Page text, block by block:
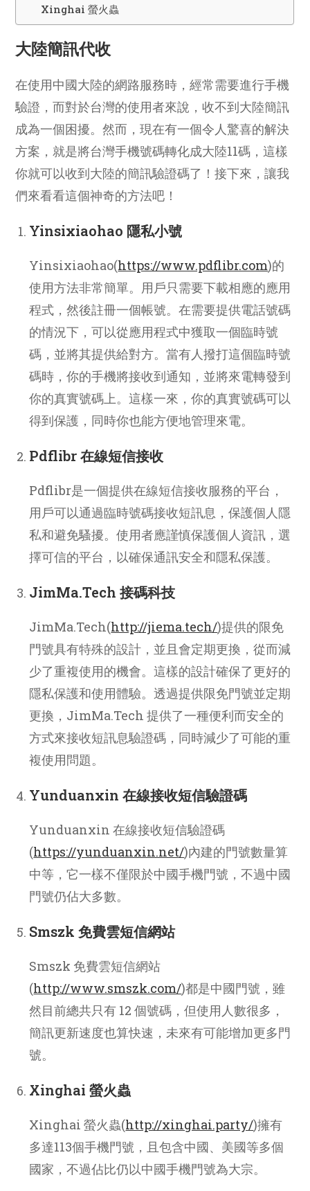
Xinghai 螢火蟲
大陸簡訊代收
在使用中國大陸的網路服務時，經常需要進行手機
驗證，而對於台灣的使用者來說，收不到大陸簡訊
成為一個困擾。然而，現在有一個令人驚喜的解決
方案，就是將台灣手機號碼轉化成大陸11碼，這樣
你就可以收到大陸的簡訊驗證碼了！接下來，讓我
們來看看這個神奇的方法吧！
Yinsixiaohao 隱私小號
Yinsixiaohao(https://www.pdflibr.com)的
使用方法非常簡單。用戶只需要下載相應的應用
程式，然後註冊一個帳號。在需要提供電話號碼
的情況下，可以從應用程式中獲取一個臨時號
碼，並將其提供給對方。當有人撥打這個臨時號
碼時，你的手機將接收到通知，並將來電轉發到
你的真實號碼上。這樣一來，你的真實號碼可以
得到保護，同時你也能方便地管理來電。
Pdflibr 在線短信接收
Pdflibr是一個提供在線短信接收服務的平台，
用戶可以通過臨時號碼接收短訊息，保護個人隱
私和避免騷擾。使用者應謹慎保護個人資訊，選
擇可信的平台，以確保通訊安全和隱私保護。
JimMa.Tech 接碼科技
JimMa.Tech(http://jiema.tech/)提供的限免
門號具有特殊的設計，並且會定期更換，從而減
少了重複使用的機會。這樣的設計確保了更好的
隱私保護和使用體驗。透過提供限免門號並定期
更換，JimMa.Tech 提供了一種便利而安全的
方式來接收短訊息驗證碼，同時減少了可能的重
複使用問題。
Yunduanxin 在線接收短信驗證碼
Yunduanxin 在線接收短信驗證碼
(https://yunduanxin.net/)內建的門號數量算
中等，它一樣不僅限於中國手機門號，不過中國
門號仍佔大多數。
Smszk 免費雲短信網站
Smszk 免費雲短信網站
(http://www.smszk.com/)都是中國門號，雖
然目前總共只有 12 個號碼，但使用人數很多，
簡訊更新速度也算快速，未來有可能增加更多門
號。
Xinghai 螢火蟲
Xinghai 螢火蟲(http://xinghai.party/)擁有
多達113個手機門號，且包含中國、美國等多個
國家，不過佔比仍以中國手機門號為大宗。